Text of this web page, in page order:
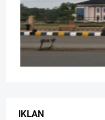
IKLAN